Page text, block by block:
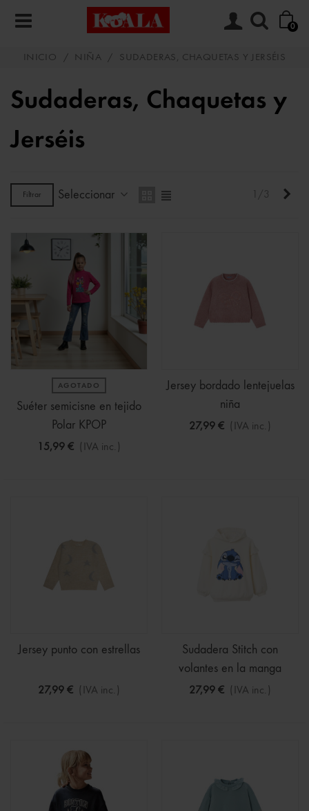
0
INICIO / NIÑA / SUDADERAS, CHAQUETAS Y JERSÉIS
Sudaderas, Chaquetas y
Jerséis
Filtrar Seleccionar 1/3
AGOTADO
Suéter semicisne en tejido
Polar KPOP
15,99 € (IVA inc.)
Jersey bordado lentejuelas
niña
27,99 € (IVA inc.)
Jersey punto con estrellas
27,99 € (IVA inc.)
Sudadera Stitch con
volantes en la manga
27,99 € (IVA inc.)